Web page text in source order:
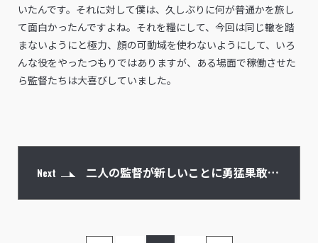
いたんです。それに対して僕は、久しぶりに何が普通かを旅し
て面白かったんですよね。それを糧にして、今回は同じ轍を踏
まないようにと極力、顔の可動域を使わないようにして、いろ
んな役をやったつもりではありますが、ある場面で稼働させた
ら監督たちは大喜びしていました。
Next 二人の監督が新しいことに勇猛果敢に